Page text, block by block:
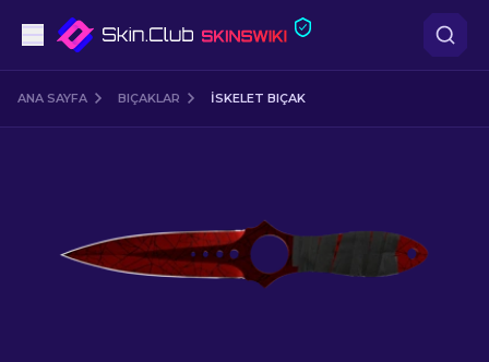
Tabanca
Dürbünlü Tüfek
ANA SAYFA BIÇAKLAR İSKELET BIÇAK